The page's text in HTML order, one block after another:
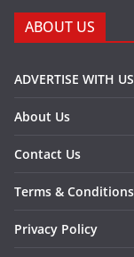
ABOUT US
ADVERTISE WITH US
About Us
Contact Us
Terms & Conditions
Privacy Policy